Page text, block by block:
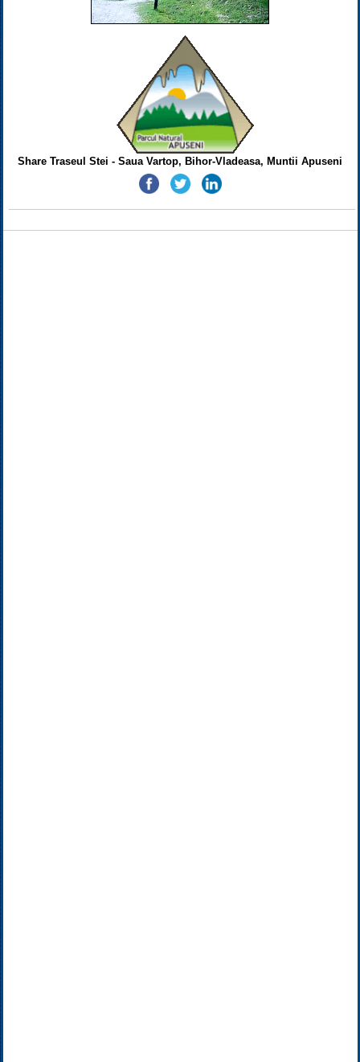
Share Traseul Stei - Saua Vartop, Bihor-Vladeasa, Muntii Apuseni